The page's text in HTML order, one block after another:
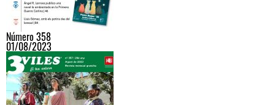
Número 358
01/08/2023